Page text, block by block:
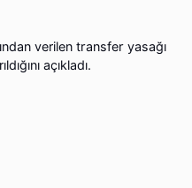
verilen transfer yasağı
açıkladı.